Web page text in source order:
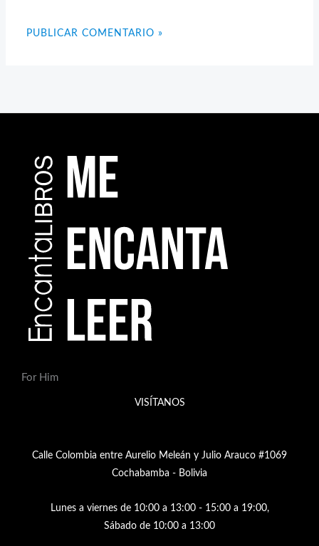
For Him
VISÍTANOS
Calle Colombia entre Aurelio Meleán y Julio Arauco #1069
Cochabamba - Bolivia
Lunes a viernes de 10:00 a 13:00 - 15:00 a 19:00,
Sábado de 10:00 a 13:00